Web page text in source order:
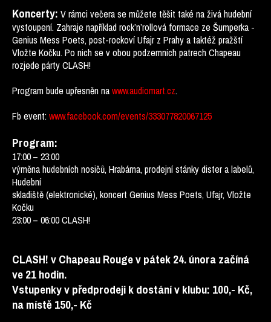
Koncerty: V rámci večera se můžete těšit také na živá hudební
vystoupení. Zahraje například rock’n’rollová formace ze Šumperka -
Genius Mess Poets, post-rockoví Ufajr z Prahy a taktéž pražští
Vložte Kočku. Po nich se v obou podzemních patrech Chapeau
rozjede párty CLASH!
Program bude upřesněn nawww.audiomart.cz.
Fb event:www.facebook.com/events/333077820067125
Program:
17:00 – 23:00
výměna hudebních nosičů, Hrabárna, prodejní stánky dister a labelů,
Hudební
skladiště (elektronické), koncert Genius Mess Poets, Ufajr, Vložte
Kočku
23:00 – 06:00 CLASH!
CLASH! v Chapeau Rouge v pátek 24. února začíná
ve 21 hodin.
Vstupenky v předprodeji k dostání v klubu: 100,- Kč,
na místě 150,- Kč